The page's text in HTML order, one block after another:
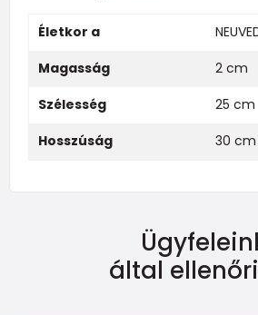
Életkor a
Magasság
2 cm
Szélesség
25 cm
Hosszúság
30 cm
által